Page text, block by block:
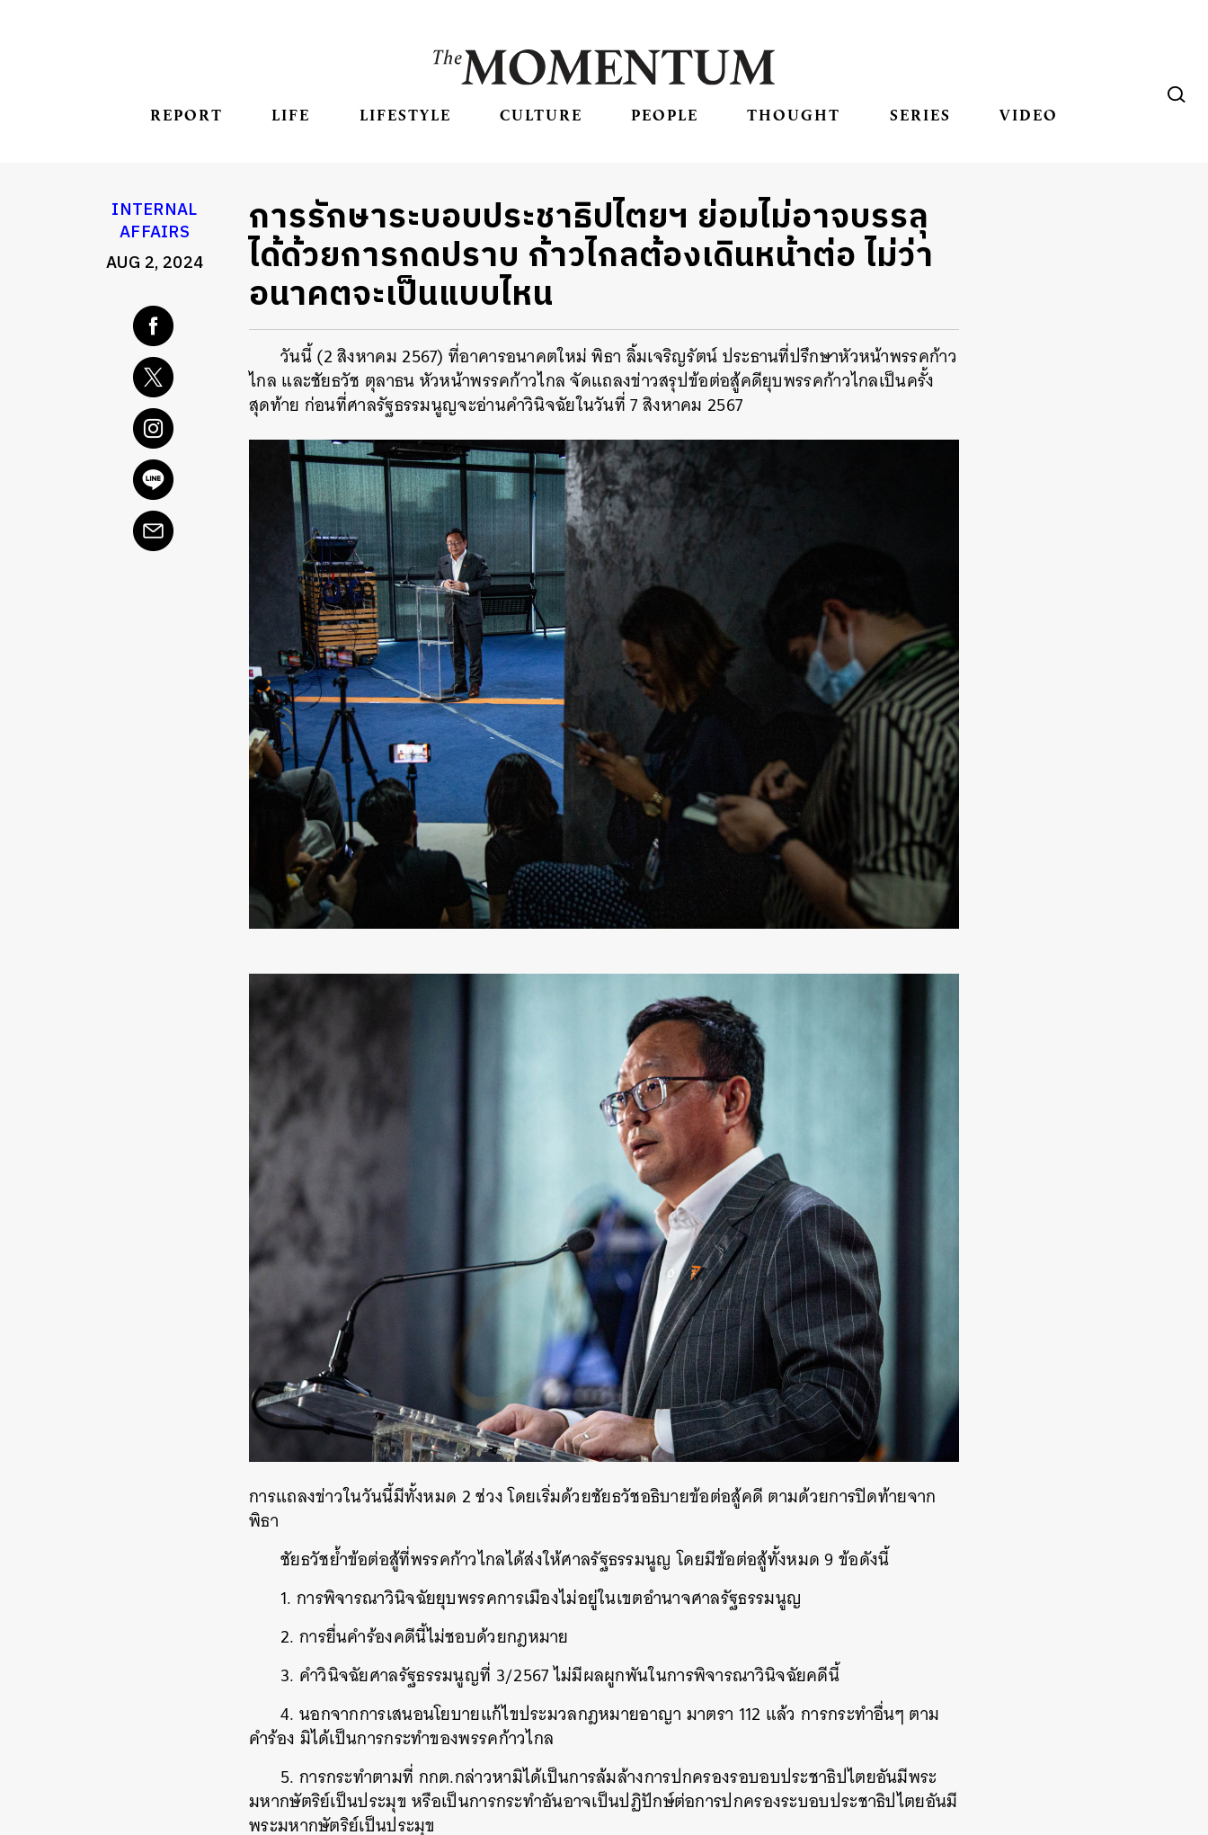
REPORT LIFE LIFESTYLE CULTURE PEOPLE THOUGHT SERIES VIDEO
INTERNAL
AFFAIRS
AUG 2, 2024
การรักษาระบอบประชาธิปไตยฯ ย่อมไม่อาจบรรลุ
ได้ด้วยการกดปราบ ก้าวไกลต้องเดินหน้าต่อ ไม่ว่า
อนาคตจะเป็นแบบไหน
วันนี้ (2 สิงหาคม 2567) ที่อาคารอนาคตใหม่ พิธา ลิ้มเจริญรัตน์ ประธานที่ปรึกษาหัวหน้าพรรคก้าว
ไกล และชัยธวัช ตุลาธน หัวหน้าพรรคก้าวไกล จัดแถลงข่าวสรุปข้อต่อสู้คดียุบพรรคก้าวไกลเป็นครั้ง
สุดท้าย ก่อนที่ศาลรัฐธรรมนูญจะอ่านคำวินิจฉัยในวันที่ 7 สิงหาคม 2567
การแถลงข่าวในวันนี้มีทั้งหมด 2 ช่วง โดยเริ่มด้วยชัยธวัชอธิบายข้อต่อสู้คดี ตามด้วยการปิดท้ายจาก
พิธา
ชัยธวัชย้ำข้อต่อสู้ที่พรรคก้าวไกลได้ส่งให้ศาลรัฐธรรมนูญ โดยมีข้อต่อสู้ทั้งหมด 9 ข้อดังนี้
1. การพิจารณาวินิจฉัยยุบพรรคการเมืองไม่อยู่ในเขตอำนาจศาลรัฐธรรมนูญ​
2. การยื่นคำร้องคดีนี้ไม่ชอบด้วยกฎหมาย
3. คำวินิจฉัยศาลรัฐธรรมนูญ​ที่ 3/2567 ไม่มีผลผูกพันในการพิจารณาวินิจฉัยคดีนี้
4. นอกจากการเสนอนโยบายแก้ไขประมวลกฎหมายอาญา มาตรา 112 แล้ว การกระทำอื่นๆ ตาม
คำร้อง มิได้เป็นการกระทำของพรรคก้าวไกล
5. การกระทำตามที่ กกต.กล่าวหามิได้เป็นการล้มล้างการปกครองรอบอบประชาธิปไตยอันมีพระ
มหากษัตริย์​เป็นประมุข หรือเป็​นการกระทำอันอาจเป็นปฏิปักษ์ต่อการปกครองระบอบประชาธิปไตยอันมี
พระมหากษัตริย์​เป็นประมุข